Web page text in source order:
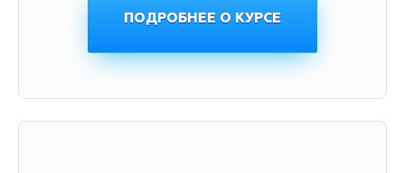
ПОДРОБНЕЕ О КУРСЕ